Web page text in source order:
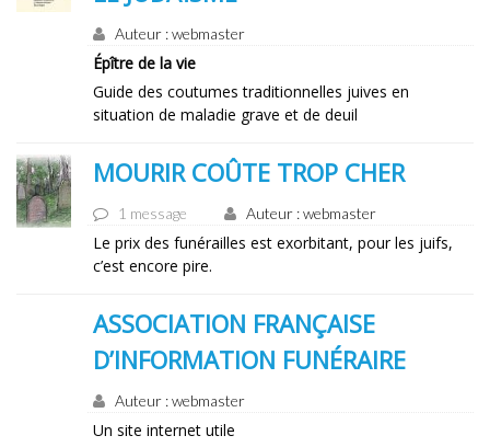
Auteur : webmaster
Épître de la vie
Guide des coutumes traditionnelles juives en
situation de maladie grave et de deuil
MOURIR COÛTE TROP CHER
1 message Auteur : webmaster
Le prix des funérailles est exorbitant, pour les juifs,
c’est encore pire.
ASSOCIATION FRANÇAISE
D’INFORMATION FUNÉRAIRE
Auteur : webmaster
Un site internet utile